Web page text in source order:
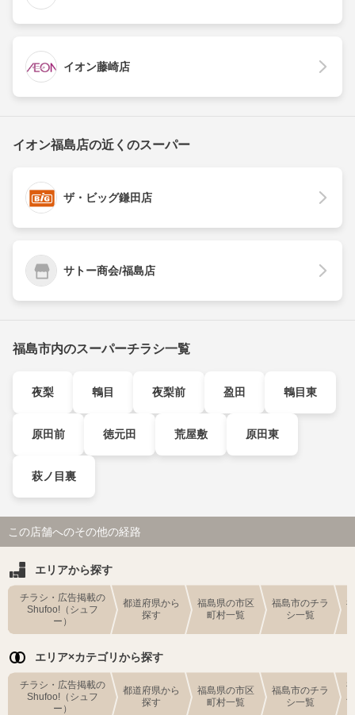
イオン藤崎店
イオン福島店の近くのスーパー
ザ・ビッグ鎌田店
サトー商会/福島店
福島市内のスーパーチラシ一覧
夜梨 鵯目 夜梨前 盈田 鵯目東
原田前 徳元田 荒屋敷 原田東
萩ノ目裏
この店舗へのその他の経路
エリアから探す
チラシ・広告掲載の
Shufoo!（シュフ
ー）
都道府県から
探す
福島県の市区
町村一覧
福島市のチラ
シ一覧
エリア×カテゴリから探す
チラシ・広告掲載の
Shufoo!（シュフ
ー）
都道府県から
探す
福島県の市区
町村一覧
福島市のチラ
シ一覧